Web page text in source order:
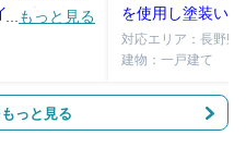
ルドシリコ
た。 弱溶
溶剤のよ
もっと見る
を使用し塗装い
染性、防カビ・
にくい性質があ
対応エリア：長野県
建物：一戸建て
っと見る